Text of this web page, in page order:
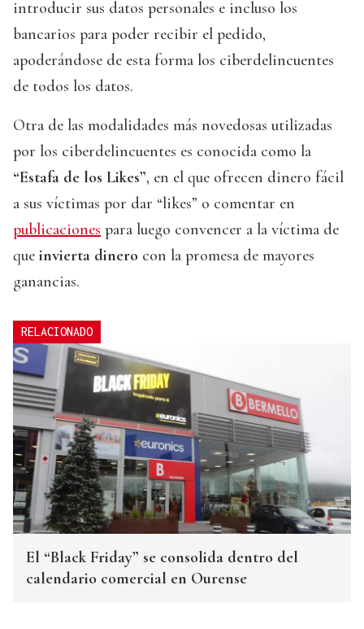
introducir sus datos personales e incluso los
bancarios para poder recibir el pedido,
apoderándose de esta forma los ciberdelincuentes
de todos los datos.
Otra de las modalidades más novedosas utilizadas
por los ciberdelincuentes es conocida como la
“Estafa de los Likes”, en el que ofrecen dinero fácil
a sus víctimas por dar “likes” o comentar en
publicaciones para luego convencer a la víctima de
que invierta dinero con la promesa de mayores
ganancias.
RELACIONADO
El “Black Friday” se consolida dentro del
calendario comercial en Ourense